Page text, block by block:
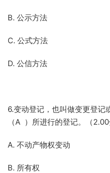
B. 公示方法
C. 公式方法
D. 公信方法
6.变动登记，也叫做变更登记
（A ）所进行的登记。（2.00
A. 不动产物权变动
B. 所有权